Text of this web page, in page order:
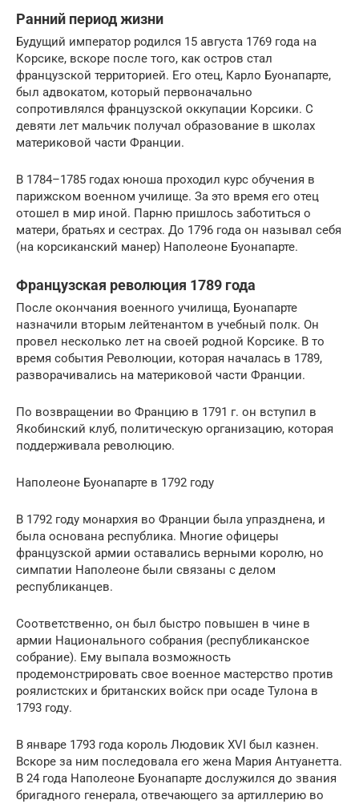
Ранний период жизни
Будущий император родился 15 августа 1769 года на
Корсике, вскоре после того, как остров стал
французской территорией. Его отец, Карло Буонапарте,
был адвокатом, который первоначально
сопротивлялся французской оккупации Корсики. С
девяти лет мальчик получал образование в школах
материковой части Франции.
В 1784–1785 годах юноша проходил курс обучения в
парижском военном училище. За это время его отец
отошел в мир иной. Парню пришлось заботиться о
матери, братьях и сестрах. До 1796 года он называл себя
(на корсиканский манер) Наполеоне Буонапарте.
Французская революция 1789 года
После окончания военного училища, Буонапарте
назначили вторым лейтенантом в учебный полк. Он
провел несколько лет на своей родной Корсике. В то
время события Революции, которая началась в 1789,
разворачивались на материковой части Франции.
По возвращении во Францию в 1791 г. он вступил в
Якобинский клуб, политическую организацию, которая
поддерживала революцию.
Наполеоне Буонапарте в 1792 году
В 1792 году монархия во Франции была упразднена, и
была основана республика. Многие офицеры
французской армии оставались верными королю, но
симпатии Наполеоне были связаны с делом
республиканцев.
Соответственно, он был быстро повышен в чине в
армии Национального собрания (республиканское
собрание). Ему выпала возможность
продемонстрировать свое военное мастерство против
роялистских и британских войск при осаде Тулона в
1793 году.
В январе 1793 года король Людовик XVI был казнен.
Вскоре за ним последовала его жена Мария Антуанетта.
В 24 года Наполеоне Буонапарте дослужился до звания
бригадного генерала, отвечающего за артиллерию во